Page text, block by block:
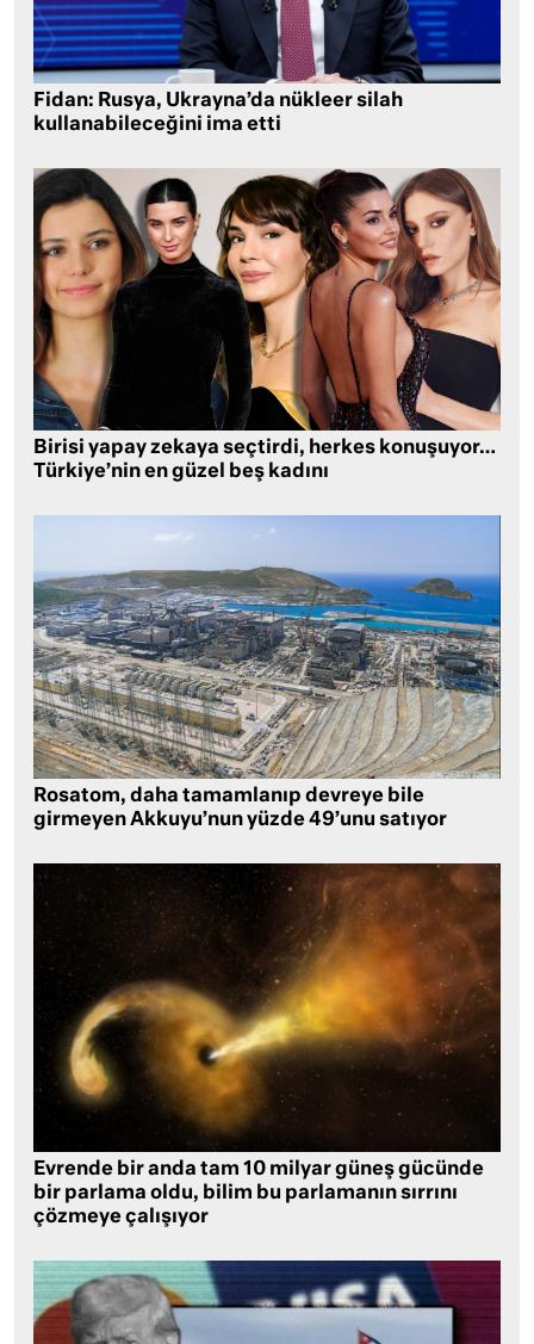
Fidan: Rusya, Ukrayna’da nükleer silah
kullanabileceğini ima etti
Birisi yapay zekaya seçtirdi, herkes konuşuyor…
Türkiye’nin en güzel beş kadını
Rosatom, daha tamamlanıp devreye bile
girmeyen Akkuyu’nun yüzde 49’unu satıyor
Evrende bir anda tam 10 milyar güneş gücünde
bir parlama oldu, bilim bu parlamanın sırrını
çözmeye çalışıyor